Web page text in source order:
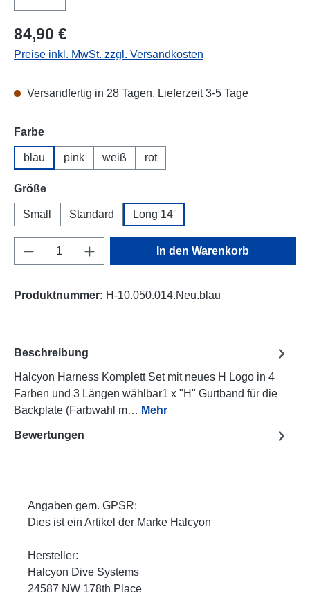
Regulärer Preis:
84,90 €
Preise inkl. MwSt. zzgl. Versandkosten
Versandfertig in 28 Tagen, Lieferzeit 3-5 Tage
Farbeauswählen
blau pink weiß rot
Größeauswählen
Small Standard Long 14'
Produkt Anzahl: Gib den gewünschten
In den Warenkorb
Produktnummer: H-10.050.014.Neu.blau
Beschreibung
Halcyon Harness Komplett Set mit neues H Logo in 4
Farben und 3 Längen wählbar1 x "H" Gurtband für die
Backplate (Farbwahl m… Mehr
Bewertungen
Angaben gem. GPSR:
Dies ist ein Artikel der Marke Halcyon
Hersteller:
Halcyon Dive Systems
24587 NW 178th Place